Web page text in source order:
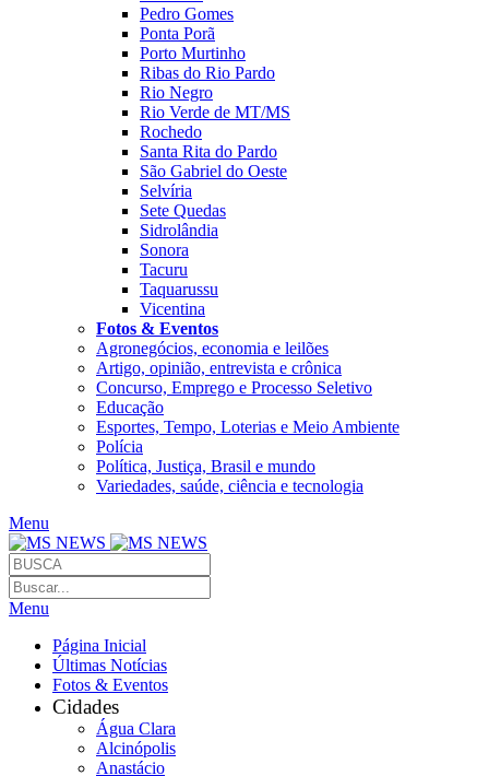
Pedro Gomes
Ponta Porã
Porto Murtinho
Ribas do Rio Pardo
Rio Negro
Rio Verde de MT/MS
Rochedo
Santa Rita do Pardo
São Gabriel do Oeste
Selvíria
Sete Quedas
Sidrolândia
Sonora
Tacuru
Taquarussu
Vicentina
Fotos & Eventos
Agronegócios, economia e leilões
Artigo, opinião, entrevista e crônica
Concurso, Emprego e Processo Seletivo
Educação
Esportes, Tempo, Loterias e Meio Ambiente
Polícia
Política, Justiça, Brasil e mundo
Variedades, saúde, ciência e tecnologia
Menu
Menu
Página Inicial
Últimas Notícias
Fotos & Eventos
Cidades
Água Clara
Alcinópolis
Anastácio